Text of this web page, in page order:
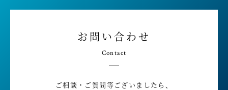
お問い合わせ
Contact
ご相談・ご質問等ございましたら、